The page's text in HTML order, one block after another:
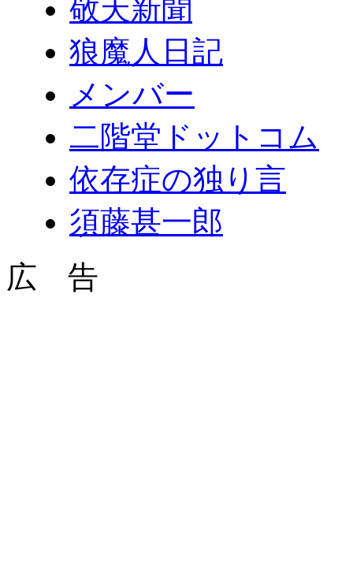
敬天新聞
狼魔人日記
メンバー
二階堂ドットコム
依存症の独り言
須藤甚一郎
広 告